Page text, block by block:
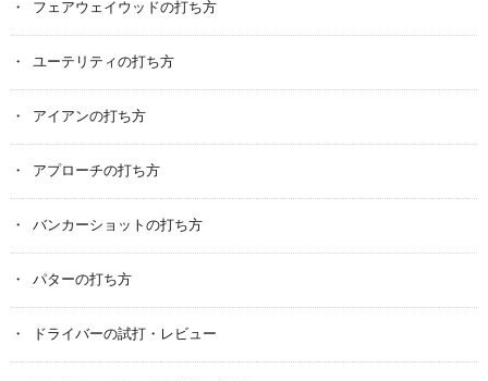
フェアウェイウッドの打ち方
ユーテリティの打ち方
アイアンの打ち方
アプローチの打ち方
バンカーショットの打ち方
パターの打ち方
ドライバーの試打・レビュー